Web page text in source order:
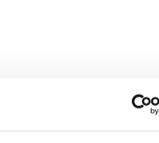
(intero Paese)
Marche, Molise,